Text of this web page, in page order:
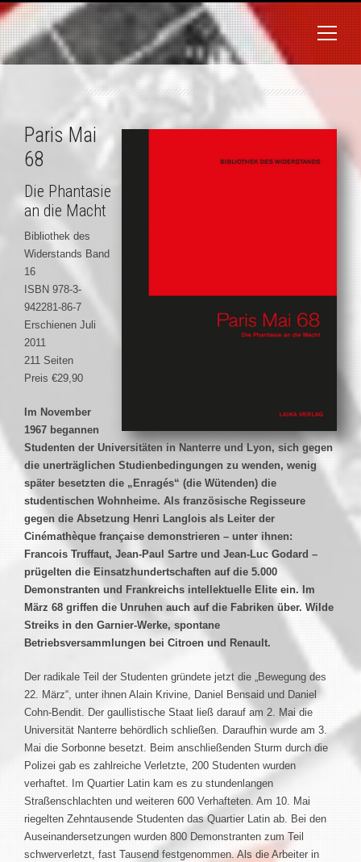
Paris Mai
68
Die Phantasie
an die Macht
Bibliothek des
Widerstands Band
16
ISBN 978-3-
942281-86-7
Erschienen Juli
2011
211 Seiten
Preis €29,90
Im November
1967 begannen
Studenten der Universitäten in Nanterre und Lyon, sich gegen
die unerträglichen Studienbedingungen zu wenden, wenig
später besetzten die „Enragés“ (die Wütenden) die
studentischen Wohnheime. Als französische Regisseure
gegen die Absetzung Henri Langlois als Leiter der
Cinémathèque française demonstrieren – unter ihnen:
Francois Truffaut, Jean-Paul Sartre und Jean-Luc Godard –
prügelten die Einsatzhundertschaften auf die 5.000
Demonstranten und Frankreichs intellektuelle Elite ein. Im
März 68 griffen die Unruhen auch auf die Fabriken über. Wilde
Streiks in den Garnier-Werke, spontane
Betriebsversammlungen bei Citroen und Renault.
Der radikale Teil der Studenten gründete jetzt die „Bewegung des
22. März“, unter ihnen Alain Krivine, Daniel Bensaid und Daniel
Cohn-Bendit. Der gaullistische Staat ließ darauf am 2. Mai die
Universität Nanterre behördlich schließen. Daraufhin wurde am 3.
Mai die Sorbonne besetzt. Beim anschließenden Sturm durch die
Polizei gab es zahlreiche Verletzte, 200 Studenten wurden
verhaftet. Im Quartier Latin kam es zu stundenlangen
Straßenschlachten und weiteren 600 Verhafteten. Am 10. Mai
riegelten Zehntausende Studenten das Quartier Latin ab. Bei den
Auseinandersetzungen wurden 800 Demonstranten zum Teil
schwerverletzt, fast Tausend festgenommen. Als die Arbeiter in